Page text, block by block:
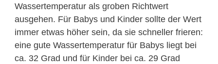
Wassertemperatur als groben Richtwert
ausgehen. Für Babys und Kinder sollte der Wert
immer etwas höher sein, da sie schneller frieren:
eine gute Wassertemperatur für Babys liegt bei
ca. 32 Grad und für Kinder bei ca. 29 Grad